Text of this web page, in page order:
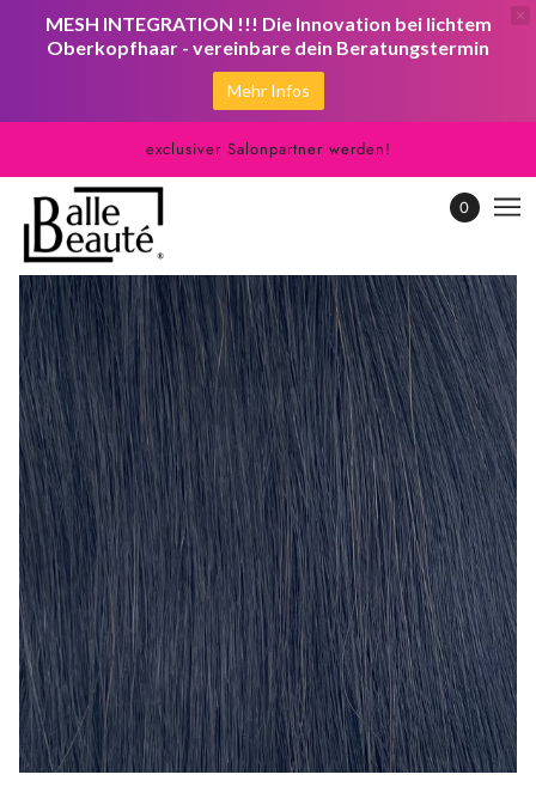
exclusiver Salonpartner werden!
0
MESH INTEGRATION !!! Die Innovation bei lichtem
Oberkopfhaar - vereinbare dein Beratungstermin
Mehr Infos